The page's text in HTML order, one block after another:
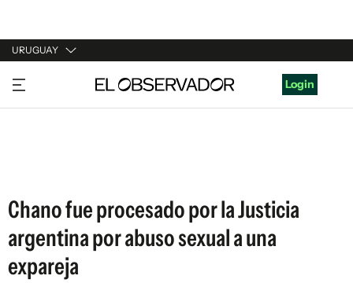
URUGUAY
URUGUAY
ARGENTINA
Login
Chano fue procesado por la Justicia
argentina por abuso sexual a una
expareja